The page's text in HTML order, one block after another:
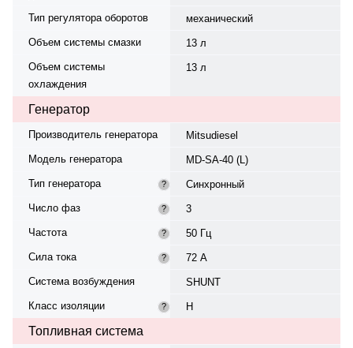
Тип регулятора оборотов
механический
Объем системы смазки
13 л
Объем системы
охлаждения
13 л
Генератор
Производитель генератора
Mitsudiesel
Модель генератора
MD-SA-40 (L)
Тип генератора
?
Синхронный
Число фаз
?
3
Частота
?
50 Гц
Сила тока
?
72 А
Система возбуждения
SHUNT
Класс изоляции
? H
Топливная система